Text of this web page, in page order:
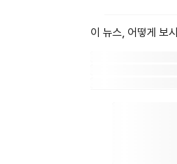
이 뉴스, 어떻게 보